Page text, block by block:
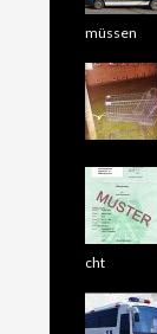
müssen
cht